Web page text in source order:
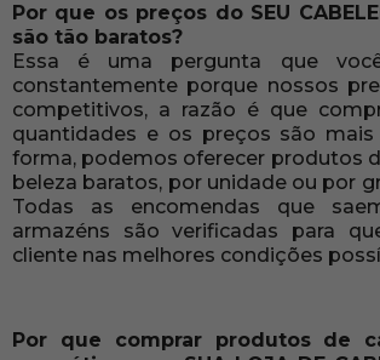
Por que os preços do SEU
são tão baratos?
Essa é uma pergunta que
constantemente porque nossos
competitivos, a razão é que
quantidades e os preços são mais
forma, podemos oferecer produtos
beleza baratos, por unidade ou por
Todas as encomendas que
armazéns são verificadas para
cliente nas melhores condições
Por que comprar produtos de